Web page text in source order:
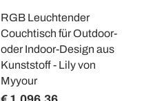
RGB Leuchtender
Couchtisch für Outdoor-
oder Indoor-Design aus
Kunststoff - Lily von
Myyour